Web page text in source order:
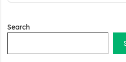
Search निर्माण लोन योजना से मजदुर साथी ले